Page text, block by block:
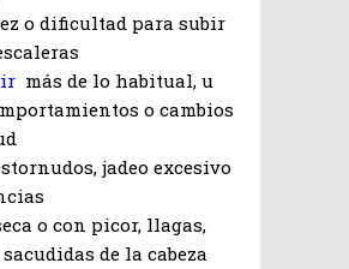
o dificultad para subir
más de lo habitual, u
o cambios
jadeo excesivo
o con picor, llagas,
de la cabeza